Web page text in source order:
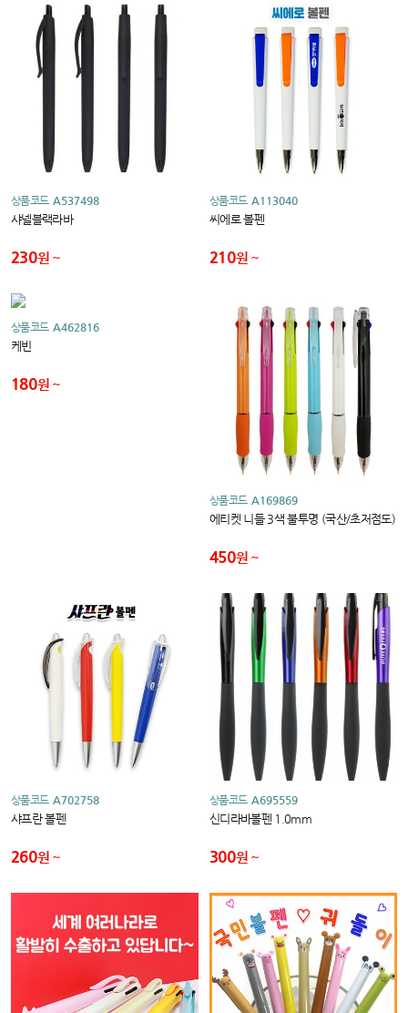
상품코드 A537498
샤넬블랙라바
230원
상품코드 A113040
씨에로 볼펜
210원
상품코드 A462816
케빈
180원
상품코드 A169869
에티켓 니들 3색 불투명 (국산/초저점도)
450원
상품코드 A702758
샤프란 볼펜
260원
상품코드 A695559
신디라바볼펜 1.0mm
300원